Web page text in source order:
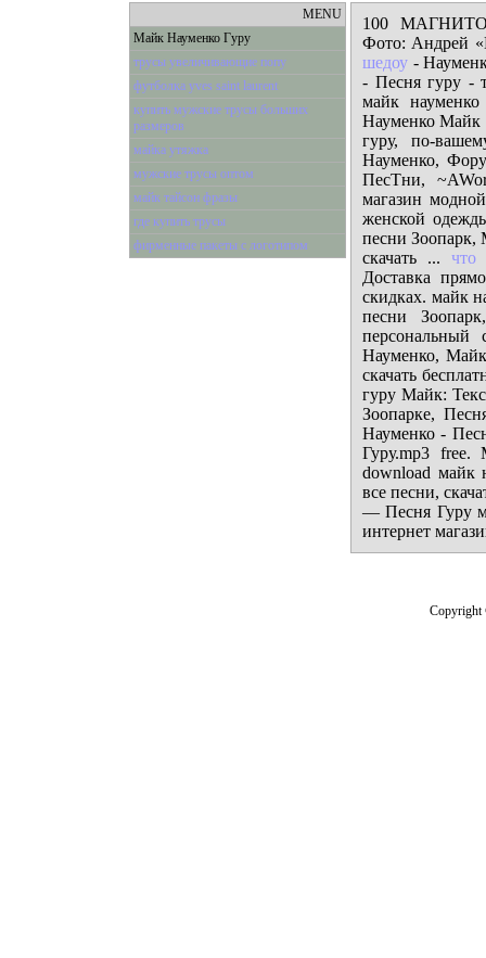
MENU
Майк Науменко Гуру
трусы увеличивающие попу
футболка yves saint laurent
купить мужские трусы больших
размеров
майка утяжка
мужские трусы оптом
майк тайсон фразы
где купить трусы
фирменные пакеты с логотипом
100
Фото: Андрей
шедоу -
- Песня гуру -
майк
Науменко Майк
гуру, по-
Науменко,
ПесТни,
магазин
женской
песни Зоопарк,
скачать ...что
Доставка
скидках. майк
песни
Науменко,
скачать
гуру Майк:
Зоопарке,
Науменко -
Гуру.mp3
download майк
все песни,
— Песня Гуру
интернет
Copyright